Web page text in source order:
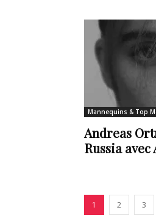
Mannequins & Top
Andreas
Russia
1 2 3